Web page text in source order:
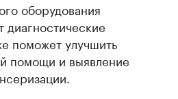
оборудования
диагностические
поможет улучшить
помощи и выявление